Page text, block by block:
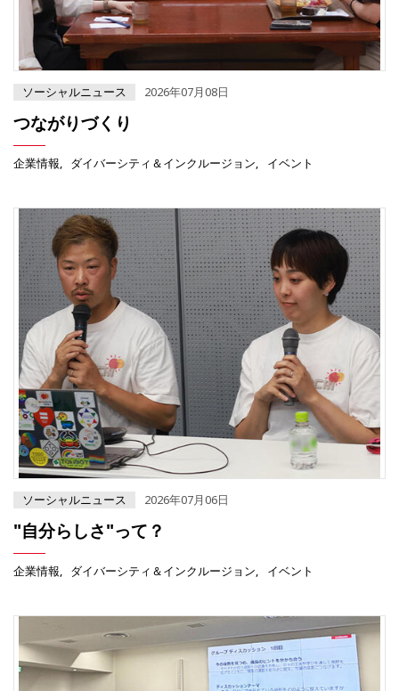
ソーシャルニュース 2026年07月08日
つながりづくり
企業情報 ダイバーシティ＆インクルージョン イベント
ソーシャルニュース 2026年07月06日
"自分らしさ"って？
企業情報 ダイバーシティ＆インクルージョン イベント